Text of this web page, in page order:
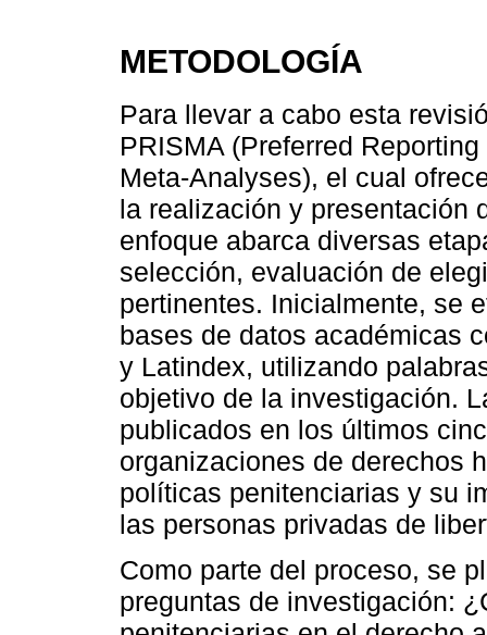
METODOLOGÍA
Para llevar a cabo esta
PRISMA (Preferred
Meta-Analyses), el cual
la realización y presentación
enfoque abarca diversas
selección, evaluación de
pertinentes. Inicialmente, se
bases de datos académicas
y Latindex, utilizando
objetivo de la investigación.
publicados en los últimos
organizaciones de derechos
políticas penitenciarias y su
las personas privadas de
Como parte del proceso, se
preguntas de investigación: